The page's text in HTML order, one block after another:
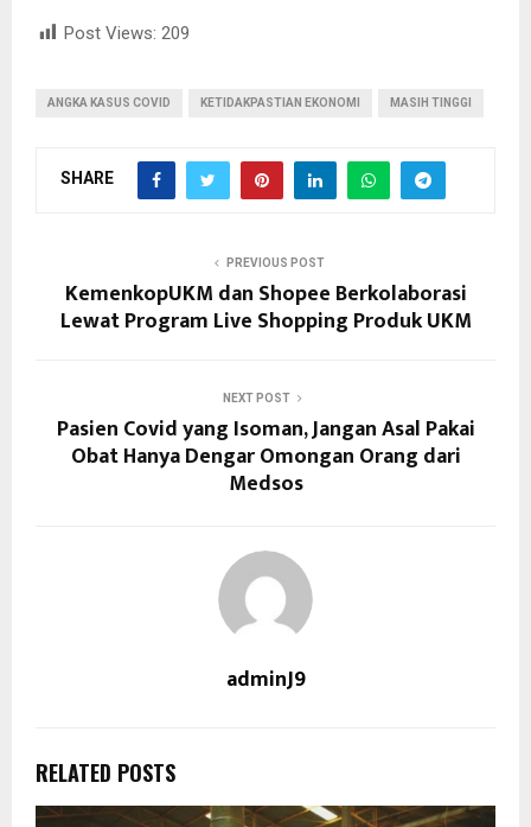
Post Views: 209
ANGKA KASUS COVID KETIDAKPASTIAN EKONOMI MASIH TINGGI
SHARE
PREVIOUS POST
KemenkopUKM dan Shopee Berkolaborasi
Lewat Program Live Shopping Produk UKM
NEXT POST
Pasien Covid yang Isoman, Jangan Asal Pakai
Obat Hanya Dengar Omongan Orang dari
Medsos
adminJ9
RELATED POSTS